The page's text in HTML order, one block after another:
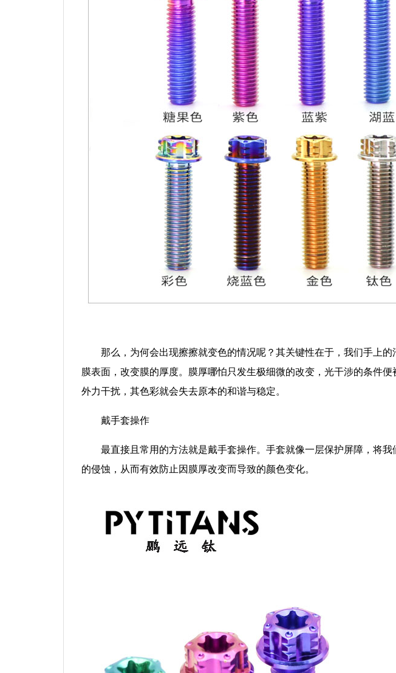
那么，为何会出现擦擦就变色的情况呢？其关键性在于，我们手上
膜表面，改变膜的厚度。膜厚哪怕只发生极细微的改变，光干涉的条件
外力干扰，其色彩就会失去原本的和谐与稳定。
戴手套操作
最直接且常用的方法就是戴手套操作。手套就像一层保护屏障，将
的侵蚀，从而有效防止因膜厚改变而导致的颜色变化。